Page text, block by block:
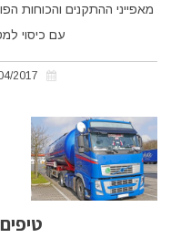
עם כיסוי